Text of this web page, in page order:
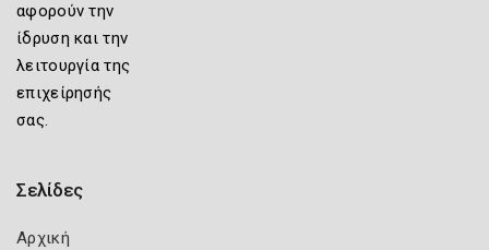
αφορούν την
ίδρυση και την
λειτουργία της
επιχείρησής
σας.
Σελίδες
Αρχική